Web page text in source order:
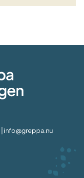
| info@greppa.nu